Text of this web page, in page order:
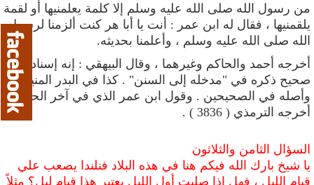
من رسول الله صلى الله عليه وسلم إلا كلمة يعلمنيها أو لقمة
يلقمنيها ، فقال له ابن عمر : أنت يا أبا هر كنت ألزمنا لرسول
الله صلى الله عليه وسلم ، وأعلمنا بحديثه.
أخرجه أحمد والحاكم وغيرهما ، وقال البيهقي : إنه إسناد
صحيح ذكره في "مدخله إلى السنن" . كذا في البدر المنير ،
وأصله في الصحيحين . وقول ابن عمر الذي في آخر الحديث
أخرجه الترمذي ( 3836 ) .
السؤال الثامن والثلاثون
يا شيخ بارك الله فيكم هنا في هذه البلاد فنلندا يصعب علي
قيام الليل ، فهل إذا صليت أول الليل يعتبر هذا قيام ليل؟ مثلاً